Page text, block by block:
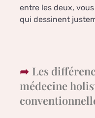
entre les deux,
qui dessinent
Les
médecine